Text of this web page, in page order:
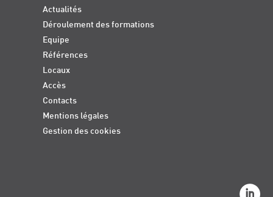
Actualités
Déroulement des formations
Equipe
Références
Locaux
Accès
Contacts
Mentions légales
Gestion des cookies